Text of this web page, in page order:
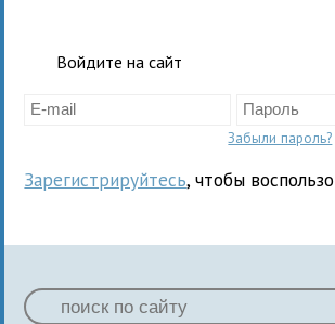
Войдите на сайт
Забыли пароль?
Зарегистрируйтесь, чтобы